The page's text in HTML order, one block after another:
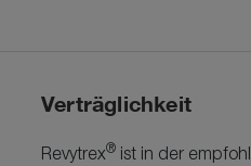
Verträglichkeit
Revytrex® ist in der